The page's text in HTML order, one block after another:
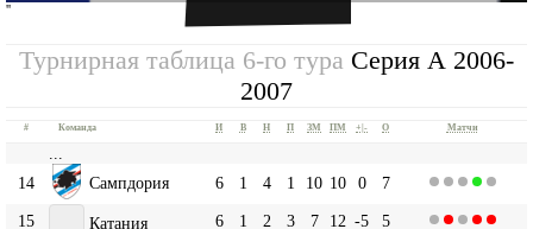
''
Турнирная таблица 6-го тура Серия А 2006-
2007
# Команда И В Н П ЗМ ПМ +|- О Матчи
14
Сампдория 6 1 4 1 10 10 0
7
15
Катания 6 1 2 3 7 12 -5
5